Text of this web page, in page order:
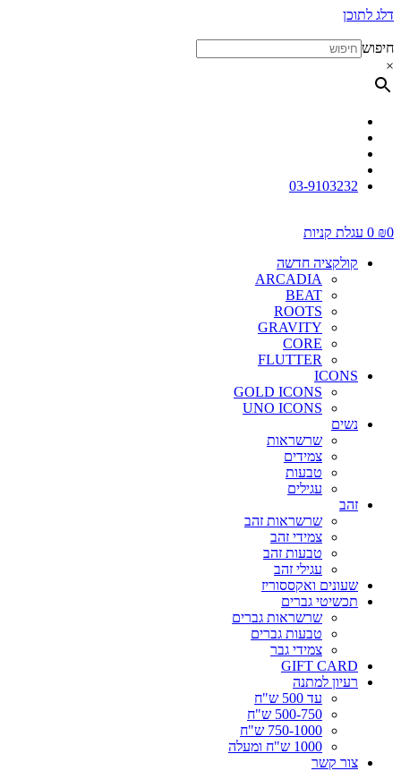
דלג לתוכן
חיפוש
×
03-9103232
₪0
0 עגלת קניות
קולקציה חדשה
ARCADIA
BEAT
ROOTS
GRAVITY
CORE
FLUTTER
ICONS
GOLD ICONS
UNO ICONS
נשים
שרשראות
צמידים
טבעות
עגילים
זהב
שרשראות זהב
צמידי זהב
טבעות זהב
עגילי זהב
שעונים ואקססוריז
תכשיטי גברים
שרשראות גברים
טבעות גברים
צמידי גבר
GIFT CARD
רעיון למתנה
עד 500 ש"ח
500-750 ש"ח
750-1000 ש"ח
1000 ש"ח ומעלה
צור קשר